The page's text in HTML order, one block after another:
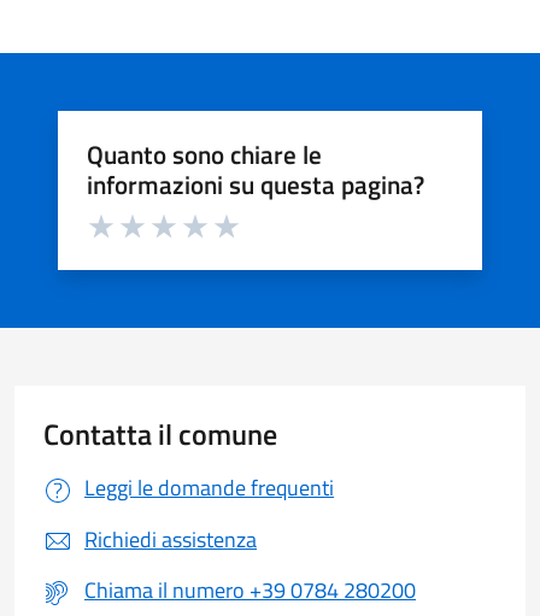
Quanto sono chiare le
informazioni su questa pagina?
Valuta da 1 a 5 stelle la pagina
Contatta il comune
Leggi le domande frequenti
Richiedi assistenza
Chiama il numero +39 0784 280200